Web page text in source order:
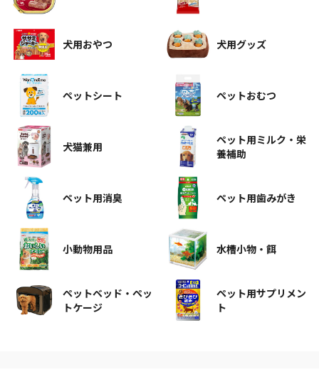
犬用おやつ 犬用グッズ
ペットシート ペットおむつ
犬猫兼用
ペット用ミルク・栄
養補助
ペット用消臭 ペット用歯みがき
小動物用品 水槽小物・餌
ペットベッド・ペッ
トケージ
ペット用サプリメン
ト